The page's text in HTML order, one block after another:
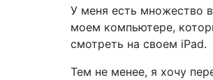
У меня есть множество
моем компьютере,
смотреть на своем iPad.
Тем не менее, я хочу